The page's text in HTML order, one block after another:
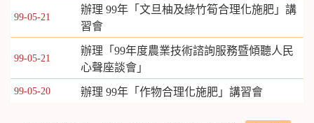
99-05-21
辦理 99年「文旦柚及綠竹筍合理化施肥」講
習會
99-05-21
辦理「99年度農業技術諮詢服務暨傾聽人民
心聲座談會」
99-05-20 辦理 99年「作物合理化施肥」講習會